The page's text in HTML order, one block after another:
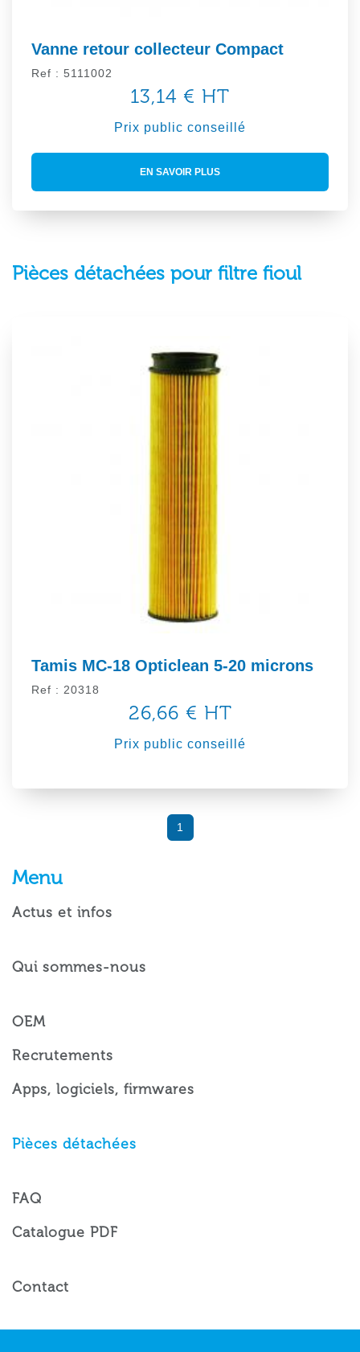
Vanne retour collecteur Compact
Ref : 5111002
13,14 € HT
Prix public conseillé
EN SAVOIR PLUS
Pièces détachées pour filtre fioul
Tamis MC-18 Opticlean 5-20 microns
Ref : 20318
26,66 € HT
Prix public conseillé
1
Menu
Actus et infos
Qui sommes-nous
OEM
Recrutements
Apps, logiciels, firmwares
Pièces détachées
FAQ
Catalogue PDF
Contact